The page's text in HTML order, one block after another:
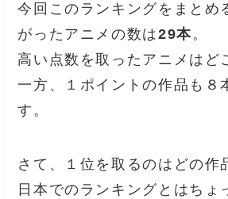
今回このランキングをまとめ
がったアニメの数は29本。
高い点数を取ったアニメはど
一方、１ポイントの作品も８
す。
さて、１位を取るのはどの作
日本でのランキングとはちょ